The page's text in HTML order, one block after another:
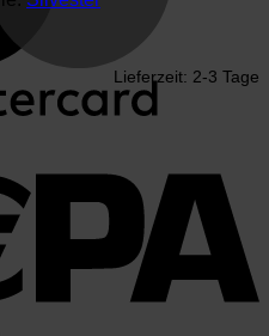
Lieferzeit: 2-3 Tage